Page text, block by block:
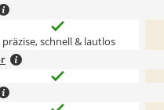
präzise, schnell & lautlos